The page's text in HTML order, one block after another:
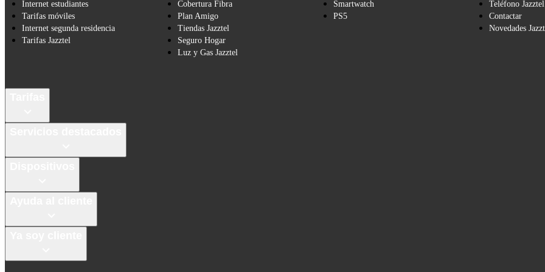
Internet estudiantes
Tarifas móviles
Internet segunda residencia
Tarifas Jazztel
Cobertura Fibra
Plan Amigo
Tiendas Jazztel
Seguro Hogar
Luz y Gas Jazztel
Smartwatch
PS5
Teléfono Jazztel
Contactar
Novedades